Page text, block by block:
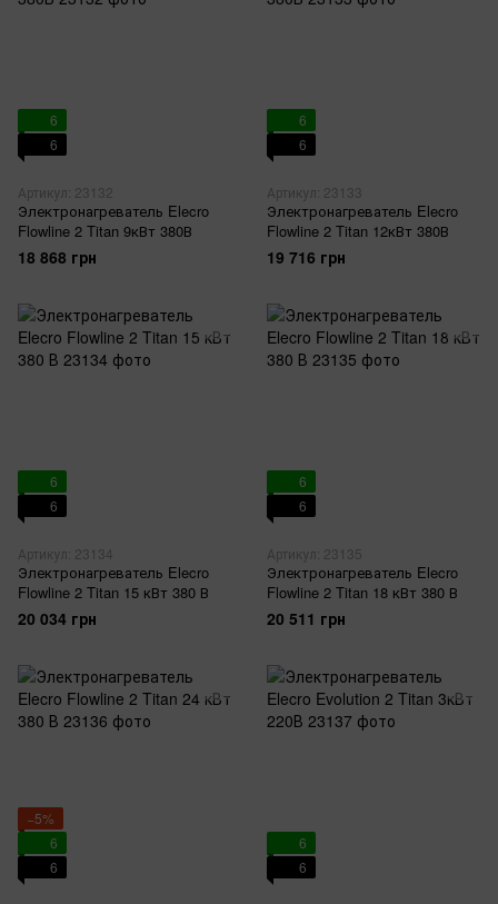
6
6
Артикул: 23132
Электронагреватель Elecro
Flowline 2 Titan 9кВт 380В
18 868 грн
6
6
Артикул: 23133
Электронагреватель Elecro
Flowline 2 Titan 12кВт 380В
19 716 грн
6
6
Артикул: 23134
Электронагреватель Elecro
Flowline 2 Titan 15 кВт 380 В
20 034 грн
6
6
Артикул: 23135
Электронагреватель Elecro
Flowline 2 Titan 18 кВт 380 В
20 511 грн
−5%
6
6
6
6